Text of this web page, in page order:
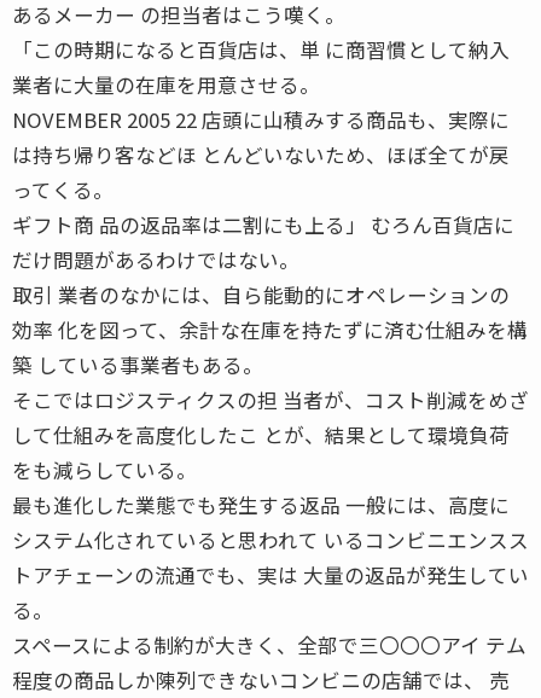
あるメーカー の担当者はこう嘆く。
「この時期になると百貨店は、単 に商習慣として納入
業者に大量の在庫を用意させる。
NOVEMBER 2005 22 店頭に山積みする商品も、実際に
は持ち帰り客などほ とんどいないため、ほぼ全てが戻
ってくる。
ギフト商 品の返品率は二割にも上る」 むろん百貨店に
だけ問題があるわけではない。
取引 業者のなかには、自ら能動的にオペレーションの
効率 化を図って、余計な在庫を持たずに済む仕組みを構
築 している事業者もある。
そこではロジスティクスの担 当者が、コスト削減をめざ
して仕組みを高度化したこ とが、結果として環境負荷
をも減らしている。
最も進化した業態でも発生する返品 一般には、高度に
システム化されていると思われて いるコンビニエンスス
トアチェーンの流通でも、実は 大量の返品が発生してい
る。
スペースによる制約が大きく、全部で三〇〇〇アイ テム
程度の商品しか陳列できないコンビニの店舗では、 売